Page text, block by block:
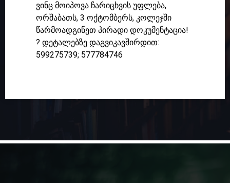
ვინც მოიპოვა ჩარიცხვის უფლება,
ორშაბათს, 3 ოქტომბერს, კოლეჯში
წარმოადგინეთ პირადი დოკუმენტაცია!
? დეტალებზე დაგვიკავშირდით:
599275739; 577784746